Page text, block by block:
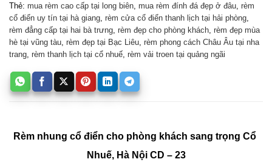
Thẻ: mua rèm cao cấp tại long biên mua rèm đính đá đẹp ở đâu rèm
cổ điển uy tín tại hà giang rèm cửa cổ điển thanh lịch tại hải phòng
rèm đẳng cấp tại hai bà trưng rèm đẹp cho phòng khách rèm đẹp mùa
hè tại vũng tàu rèm đẹp tại Bạc Liêu rèm phong cách Châu Âu tại nha
trang rèm thanh lịch tại cổ nhuế rèm vải troen tại quảng ngãi
Rèm nhung cổ điển cho phòng khách sang trọng Cổ
Nhuế, Hà Nội CD – 23